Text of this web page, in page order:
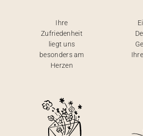
Ihre
Zufriedenheit
liegt uns
besonders am
Herzen